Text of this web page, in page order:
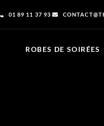
01 89 11 37 93
ROBES DE SOIRÉES